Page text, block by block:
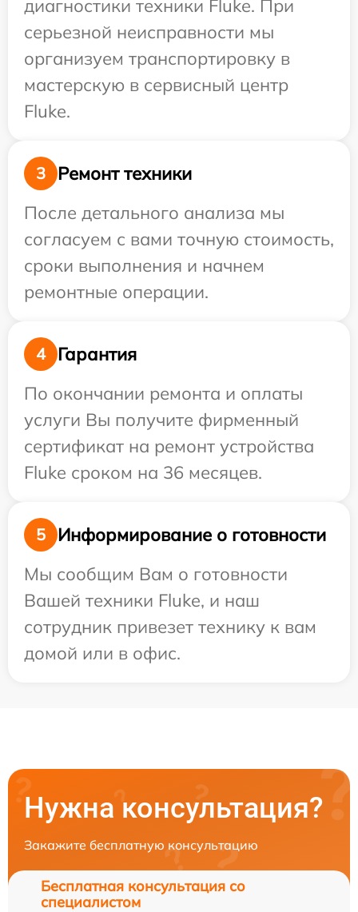
диагностики техники Fluke. При
серьезной неисправности мы
организуем транспортировку в
мастерскую в сервисный центр
Fluke.
3
Ремонт техники
После детального анализа мы
согласуем с вами точную стоимость,
сроки выполнения и начнем
ремонтные операции.
4
Гарантия
По окончании ремонта и оплаты
услуги Вы получите фирменный
сертификат на ремонт устройства
Fluke сроком на 36 месяцев.
5
Информирование о готовности
Мы сообщим Вам о готовности
Вашей техники Fluke, и наш
сотрудник привезет технику к вам
домой или в офис.
Нужна консультация?
Закажите бесплатную консультацию
Бесплатная консультация со
специалистом